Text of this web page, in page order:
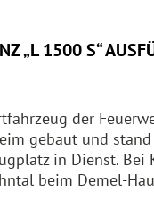
„L 1500 S“
der
gebaut und
in Dienst. Bei
beim Demel-